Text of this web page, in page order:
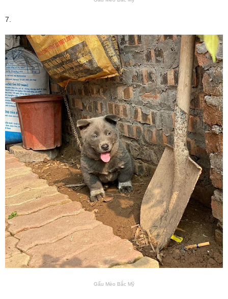
7.
Gấu Mèo Bắc Mỹ